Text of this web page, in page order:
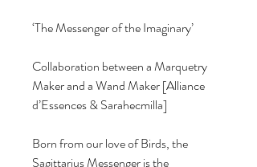
‘The Messenger of the Imaginary’
Collaboration between a Marquetry
Maker and a Wand Maker [Alliance
d’Essences & Sarahecmilla]
Born from our love of Birds, the
Sagittarius Messenger is the